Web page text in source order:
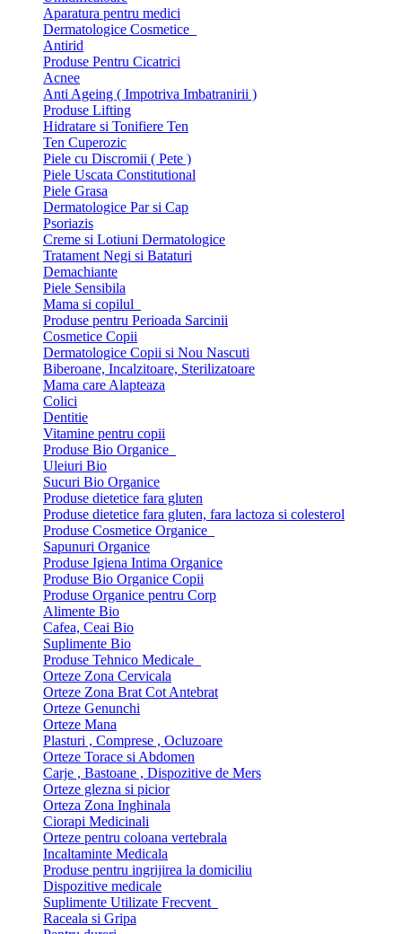
Aparatura pentru medici
Dermatologice Cosmetice
Antirid
Produse Pentru Cicatrici
Acnee
Anti Ageing ( Impotriva Imbatranirii )
Produse Lifting
Hidratare si Tonifiere Ten
Ten Cuperozic
Piele cu Discromii ( Pete )
Piele Uscata Constitutional
Piele Grasa
Dermatologice Par si Cap
Psoriazis
Creme si Lotiuni Dermatologice
Tratament Negi si Bataturi
Demachiante
Piele Sensibila
Mama si copilul
Produse pentru Perioada Sarcinii
Cosmetice Copii
Dermatologice Copii si Nou Nascuti
Biberoane, Incalzitoare, Sterilizatoare
Mama care Alapteaza
Colici
Dentitie
Vitamine pentru copii
Produse Bio Organice
Uleiuri Bio
Sucuri Bio Organice
Produse dietetice fara gluten
Produse dietetice fara gluten, fara lactoza si colesterol
Produse Cosmetice Organice
Sapunuri Organice
Produse Igiena Intima Organice
Produse Bio Organice Copii
Produse Organice pentru Corp
Alimente Bio
Cafea, Ceai Bio
Suplimente Bio
Produse Tehnico Medicale
Orteze Zona Cervicala
Orteze Zona Brat Cot Antebrat
Orteze Genunchi
Orteze Mana
Plasturi , Comprese , Ocluzoare
Orteze Torace si Abdomen
Carje , Bastoane , Dispozitive de Mers
Orteze glezna si picior
Orteza Zona Inghinala
Ciorapi Medicinali
Orteze pentru coloana vertebrala
Incaltaminte Medicala
Produse pentru ingrijirea la domiciliu
Dispozitive medicale
Suplimente Utilizate Frecvent
Raceala si Gripa